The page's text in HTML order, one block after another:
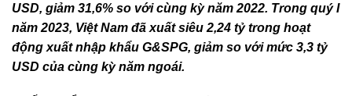
USD, giảm 31,6% so với cùng kỳ năm 2022. Trong quý I
năm 2023, Việt Nam đã xuất siêu 2,24 tỷ trong hoạt
động xuất nhập khẩu G&SPG, giảm so với mức 3,3 tỷ
USD của cùng kỳ năm ngoái.